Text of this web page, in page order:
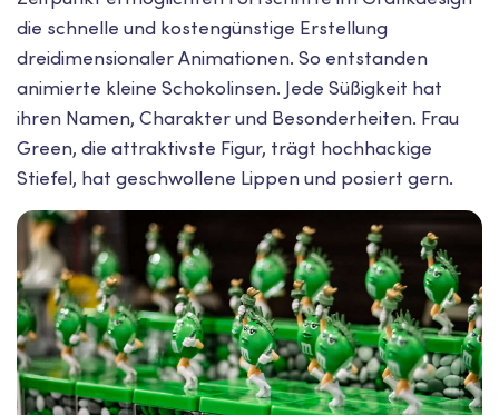
die schnelle und kostengünstige Erstellung
dreidimensionaler Animationen. So entstanden
animierte kleine Schokolinsen. Jede Süßigkeit hat
ihren Namen, Charakter und Besonderheiten. Frau
Green, die attraktivste Figur, trägt hochhackige
Stiefel, hat geschwollene Lippen und posiert gern.